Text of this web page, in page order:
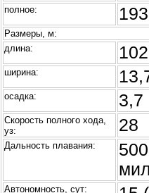
полное:
Размеры, м:
длина:
ширина:
осадка: 3,7
Скорость полного хода,
уз:
28
Дальность плавания:
Автономность, сут: